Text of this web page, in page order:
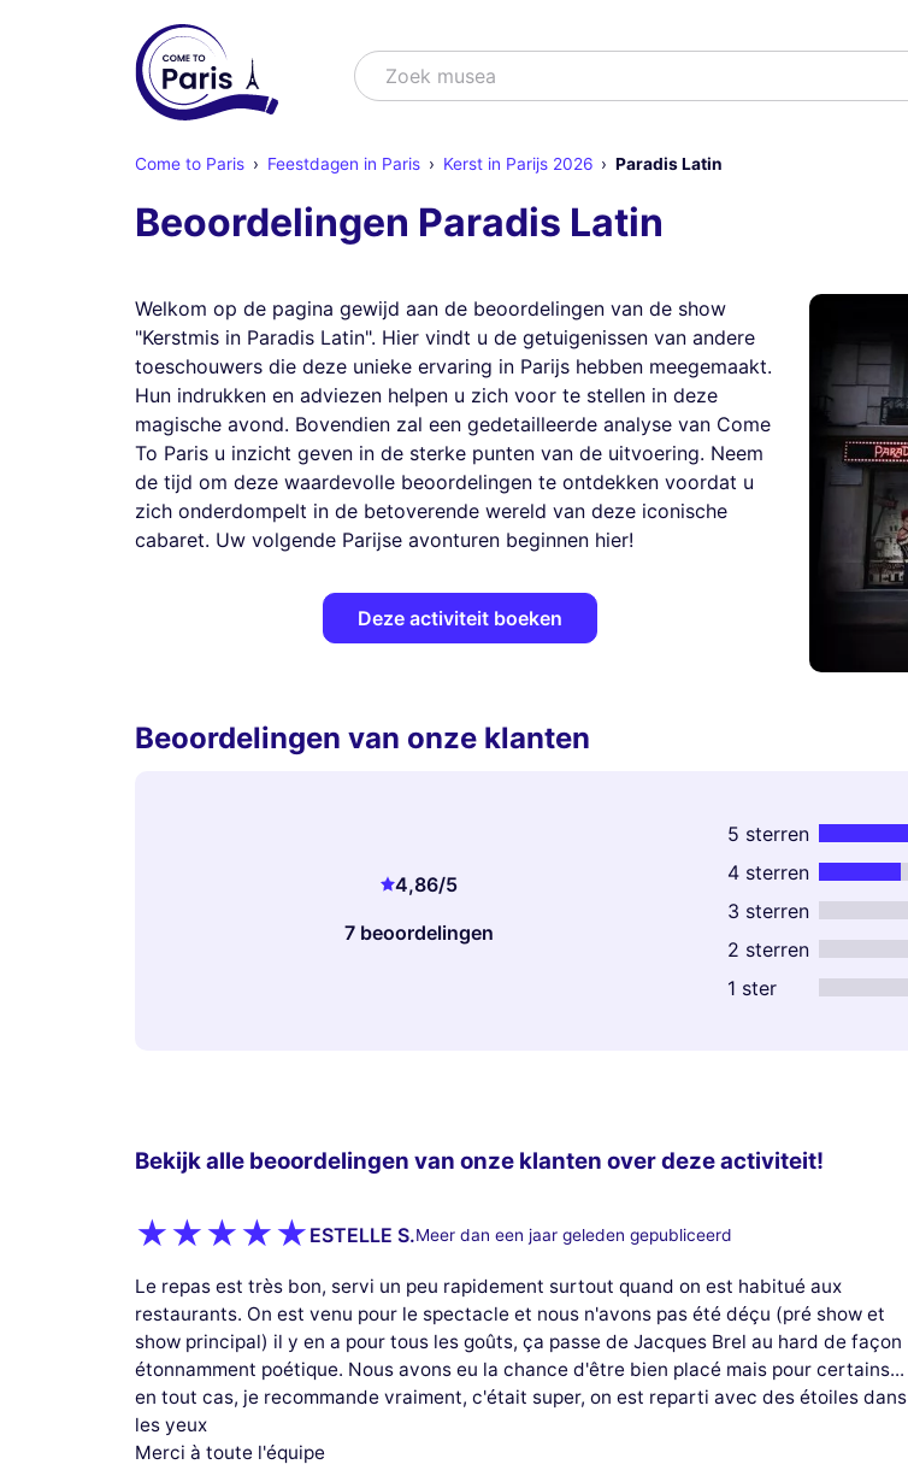
ZoekZoek mu
Come to Paris Feestdagen in Paris Kerst in Parijs 2026 Paradis Latin
Beoordelingen Paradis Latin
Welkom op de pagina gewijd aan de beoordelingen van de show
"Kerstmis in Paradis Latin". Hier vindt u de getuigenissen van andere
toeschouwers die deze unieke ervaring in Parijs hebben meegemaakt.
Hun indrukken en adviezen helpen u zich voor te stellen in deze
magische avond. Bovendien zal een gedetailleerde analyse van Come
To Paris u inzicht geven in de sterke punten van de uitvoering. Neem
de tijd om deze waardevolle beoordelingen te ontdekken voordat u
zich onderdompelt in de betoverende wereld van deze iconische
cabaret. Uw volgende Parijse avonturen beginnen hier!
Deze activiteit boeken
Beoordelingen van onze klanten
4,86/5
7 beoordelingen
5 sterren
4 sterren
3 sterren
2 sterren
1 ster
Bekijk alle beoordelingen van onze klanten over deze activiteit!
ESTELLE S.Meer dan een jaar geleden gepubliceerd
Le repas est très bon, servi un peu rapidement surtout quand on est habitué aux
restaurants. On est venu pour le spectacle et nous n'avons pas été déçu (pré show et
show principal) il y en a pour tous les goûts, ça passe de Jacques Brel au hard de façon
étonnamment poétique. Nous avons eu la chance d'être bien placé mais pour certains...
en tout cas, je recommande vraiment, c'était super, on est reparti avec des étoiles dans
les yeux
Merci à toute l'équipe